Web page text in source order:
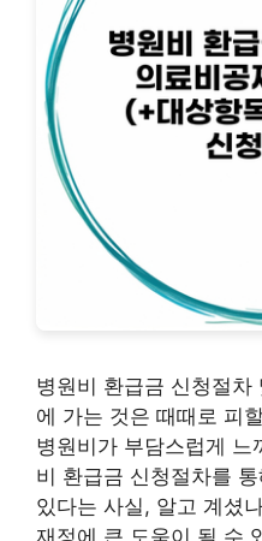
병원비 환급금 신청절차
에 가는 것은 때때로 피
병원비가 부담스럽게 느
비 환급금 신청절차를
있다는 사실, 알고 계셨